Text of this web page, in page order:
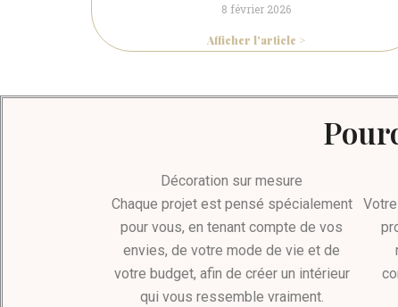
8 février 2026
Afficher l'article >
Décoration sur mesure
Chaque projet est pensé spécialement
pour vous, en tenant compte de vos
envies, de votre mode de vie et de
votre budget, afin de créer un intérieur
qui vous ressemble vraiment.